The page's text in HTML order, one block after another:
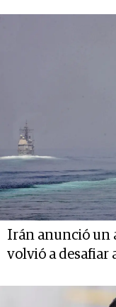
Irán anunció un
volvió a desafiar